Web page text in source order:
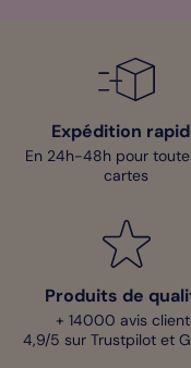
Expédition
En 24h-48h pour
cartes
Produits de
+ 14000 avis
4,9/5 sur Trustpilot et